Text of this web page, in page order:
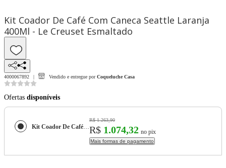
Kit Coador De Café Com Caneca Seattle Laranja
400Ml - Le Creuset Esmaltado
4000067892 Vendido e entregue por Coqueluche Casa
Ofertas disponíveis
Kit Coador De Café Com Caneca Seattle Laranja 400Ml - Le Creuset Esmaltado
R$ 1.263,90
R$ 1.074,32 no pix
Mais formas de pagamento